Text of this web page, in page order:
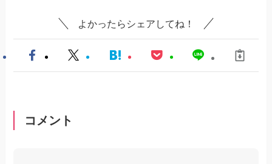
よかったらシェアしてね！
コメント